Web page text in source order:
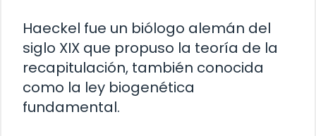
Haeckel fue un biólogo alemán del
siglo XIX que propuso la teoría de la
recapitulación, también conocida
como la ley biogenética
fundamental.